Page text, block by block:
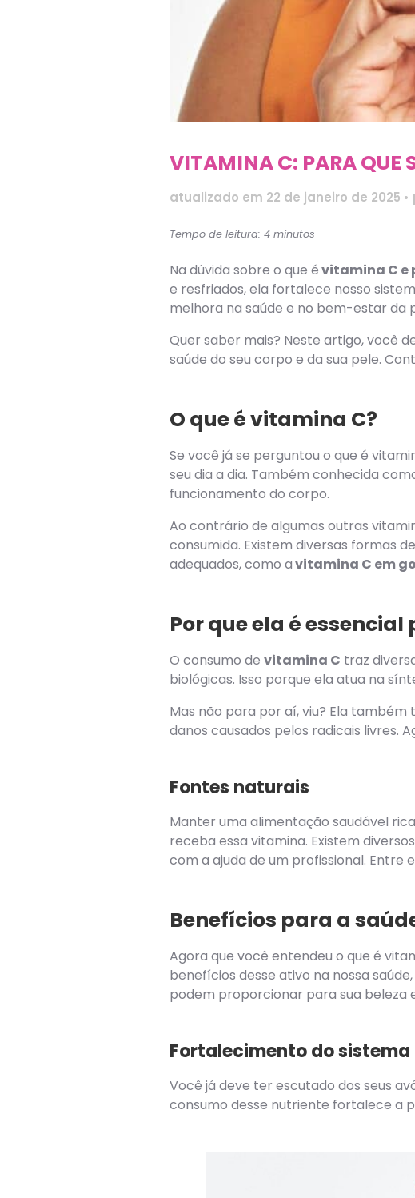
VITAMINA C: PARA QUE
atualizado em 22 de janeiro de 2025 •
Tempo de leitura: 4 minutos
Na dúvida sobre o que évitamina C e
e resfriados, ela fortalece nosso
melhora na saúde e no bem-estar da
Quer saber mais? Neste artigo, você
saúde do seu corpo e da sua pele.
O que é vitamina C?
Se você já se perguntou o que é
seu dia a dia. Também conhecida
funcionamento do corpo.
Ao contrário de algumas outras
consumida. Existem diversas formas
adequados, como avitamina C em
Por que ela é
O consumo de vitamina C traz
biológicas. Isso porque ela atua na
Mas não para por aí, viu? Ela
danos causados pelos radicais livres.
Fontes naturais
Manter uma alimentação saudável
receba essa vitamina. Existem
com a ajuda de um profissional. Entre
Benefícios para a
Agora que você entendeu o que é
benefícios desse ativo na nossa
podem proporcionar para sua beleza
Fortalecimento do
Você já deve ter escutado dos seus
consumo desse nutriente fortalece a